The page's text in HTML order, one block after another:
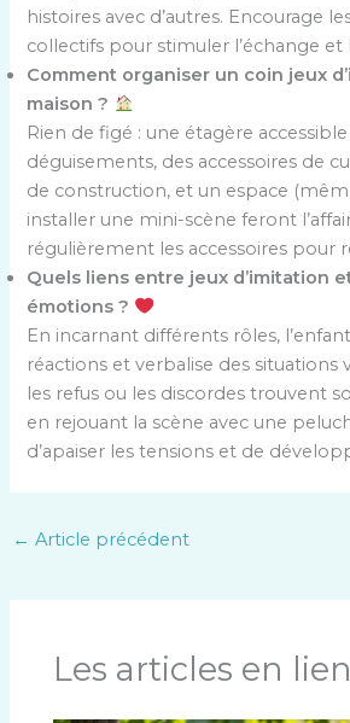
histoires avec d’autres. Encourage
collectifs pour stimuler l’échange et
Comment organiser un coin jeux
maison ?
Rien de figé : une étagère
déguisements, des accessoires de
de construction, et un espace
installer une mini-scène feront
régulièrement les accessoires pour
Quels liens entre jeux d’imitation
émotions ?
En incarnant différents rôles,
réactions et verbalise des situations
les refus ou les discordes trouvent
en rejouant la scène avec une
d’apaiser les tensions et de
← Article précédent
Les articles en lien